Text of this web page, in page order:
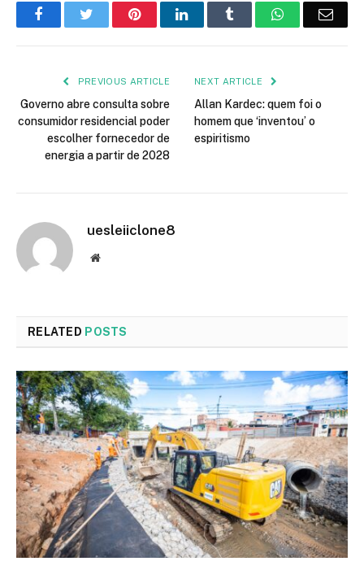
FacebookTwitter PinterestLinkedIn Tumblr WhatsApp
PREVIOUS ARTICLE
Governo abre consulta sobre
consumidor residencial poder
escolher fornecedor de
energia a partir de 2028
NEXT ARTICLE
Allan Kardec: quem foi o
homem que ‘inventou’ o
espiritismo
uesleiiclone8
Website
RELATED POSTS